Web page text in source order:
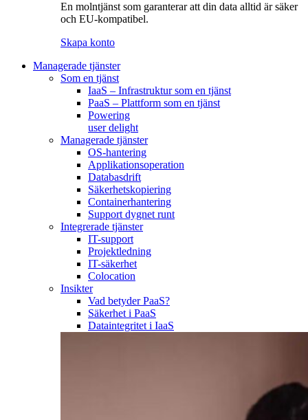
En molntjänst som garanterar att din data alltid är säker
och EU-kompatibel.
Skapa konto
Managerade tjänster
Som en tjänst
IaaS – Infrastruktur som en tjänst
PaaS – Plattform som en tjänst
Powering
user delight
Managerade tjänster
OS-hantering
Applikationsoperation
Databasdrift
Säkerhetskopiering
Containerhantering
Support dygnet runt
Integrerade tjänster
IT-support
Projektledning
IT-säkerhet
Colocation
Insikter
Vad betyder PaaS?
Säkerhet i PaaS
Dataintegritet i IaaS